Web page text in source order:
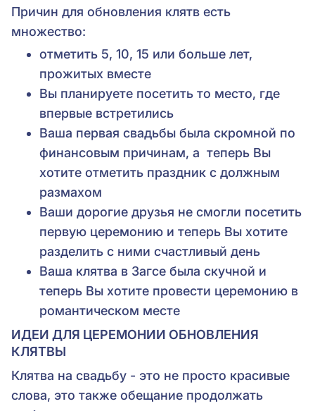
Причин для обновления клятв есть
множество:
отметить 5, 10, 15 или больше лет,
прожитых вместе
Вы планируете посетить то место, где
впервые встретились
Ваша первая свадьбы была скромной по
финансовым причинам, а теперь Вы
хотите отметить праздник с должным
размахом
Ваши дорогие друзья не смогли посетить
первую церемонию и теперь Вы хотите
разделить с ними счастливый день
Ваша клятва в Загсе была скучной и
теперь Вы хотите провести церемонию в
романтическом месте
ИДЕИ ДЛЯ ЦЕРЕМОНИИ ОБНОВЛЕНИЯ
КЛЯТВЫ
Клятва на свадьбу - это не просто красивые
слова, это также обещание продолжать